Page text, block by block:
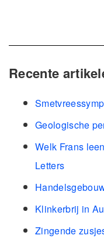
Recente
Geologische
Welk Frans
Letters
Klinkerbrij in
Zingende